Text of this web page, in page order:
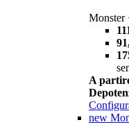
Monster
A
new